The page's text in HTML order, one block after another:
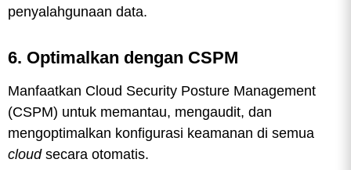
penyalahgunaan data.
6. Optimalkan dengan CSPM
Manfaatkan Cloud Security Posture Management
(CSPM) untuk memantau, mengaudit, dan
mengoptimalkan konfigurasi keamanan di semua
cloud secara otomatis.